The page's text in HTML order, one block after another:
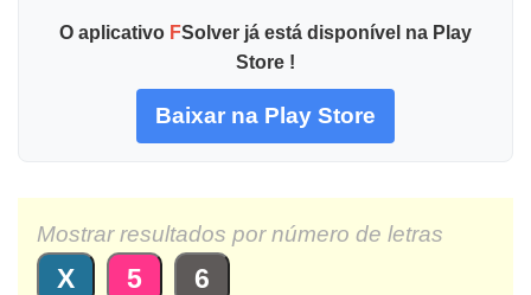
O aplicativo FSolver já está disponível na Play
Store !
Baixar na Play Store
Mostrar resultados por número de letras
X 5 6